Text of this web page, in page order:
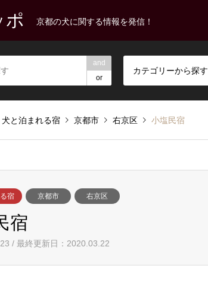
ポ 京都の犬に関する情報を発信！
and
or
カテゴリーから探す
犬と泊まれる宿 京都市 右京区 小塩民宿
宿 京都市 右京区
宿
/ 最終更新日：2020.03.22